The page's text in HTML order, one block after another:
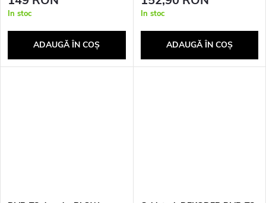
In stoc
ADAUGĂ ÎN COŞ
In stoc
ADAUGĂ ÎN COŞ